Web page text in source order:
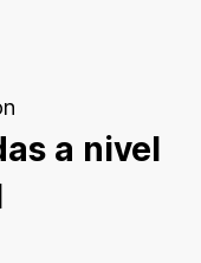
a nivel